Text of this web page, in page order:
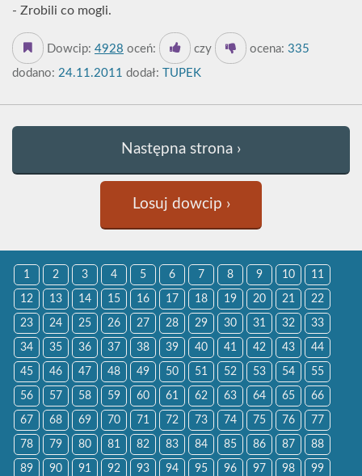
- Zrobili co mogli.
Dowcip: 4928 oceń: czy ocena: 335
dodano: 24.11.2011 dodał: TUPEK
Następna strona ›
Losuj dowcip ›
1 2 3 4 5 6 7 8 9 10 11
12 13 14 15 16 17 18 19 20 21 22
23 24 25 26 27 28 29 30 31 32 33
34 35 36 37 38 39 40 41 42 43 44
45 46 47 48 49 50 51 52 53 54 55
56 57 58 59 60 61 62 63 64 65 66
67 68 69 70 71 72 73 74 75 76 77
78 79 80 81 82 83 84 85 86 87 88
89 90 91 92 93 94 95 96 97 98 99